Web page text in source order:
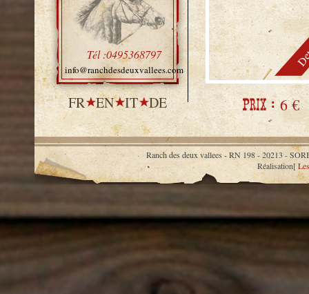
Tél :0495368797
info@ranchdesdeuxvallees.com
FR EN IT DE Prix :6 €
Ranch des deux vallees - RN 198 - 20213 -
Réalisation[